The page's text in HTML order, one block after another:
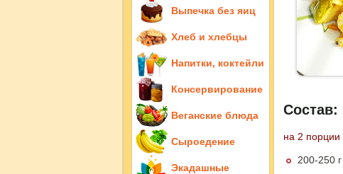
Состав:
на 2 порции
200-250
Выпечка без яиц
Хлеб и хлебцы
Напитки, коктейли
Консервирование
Веганские блюда
Сыроедение
Экадашные